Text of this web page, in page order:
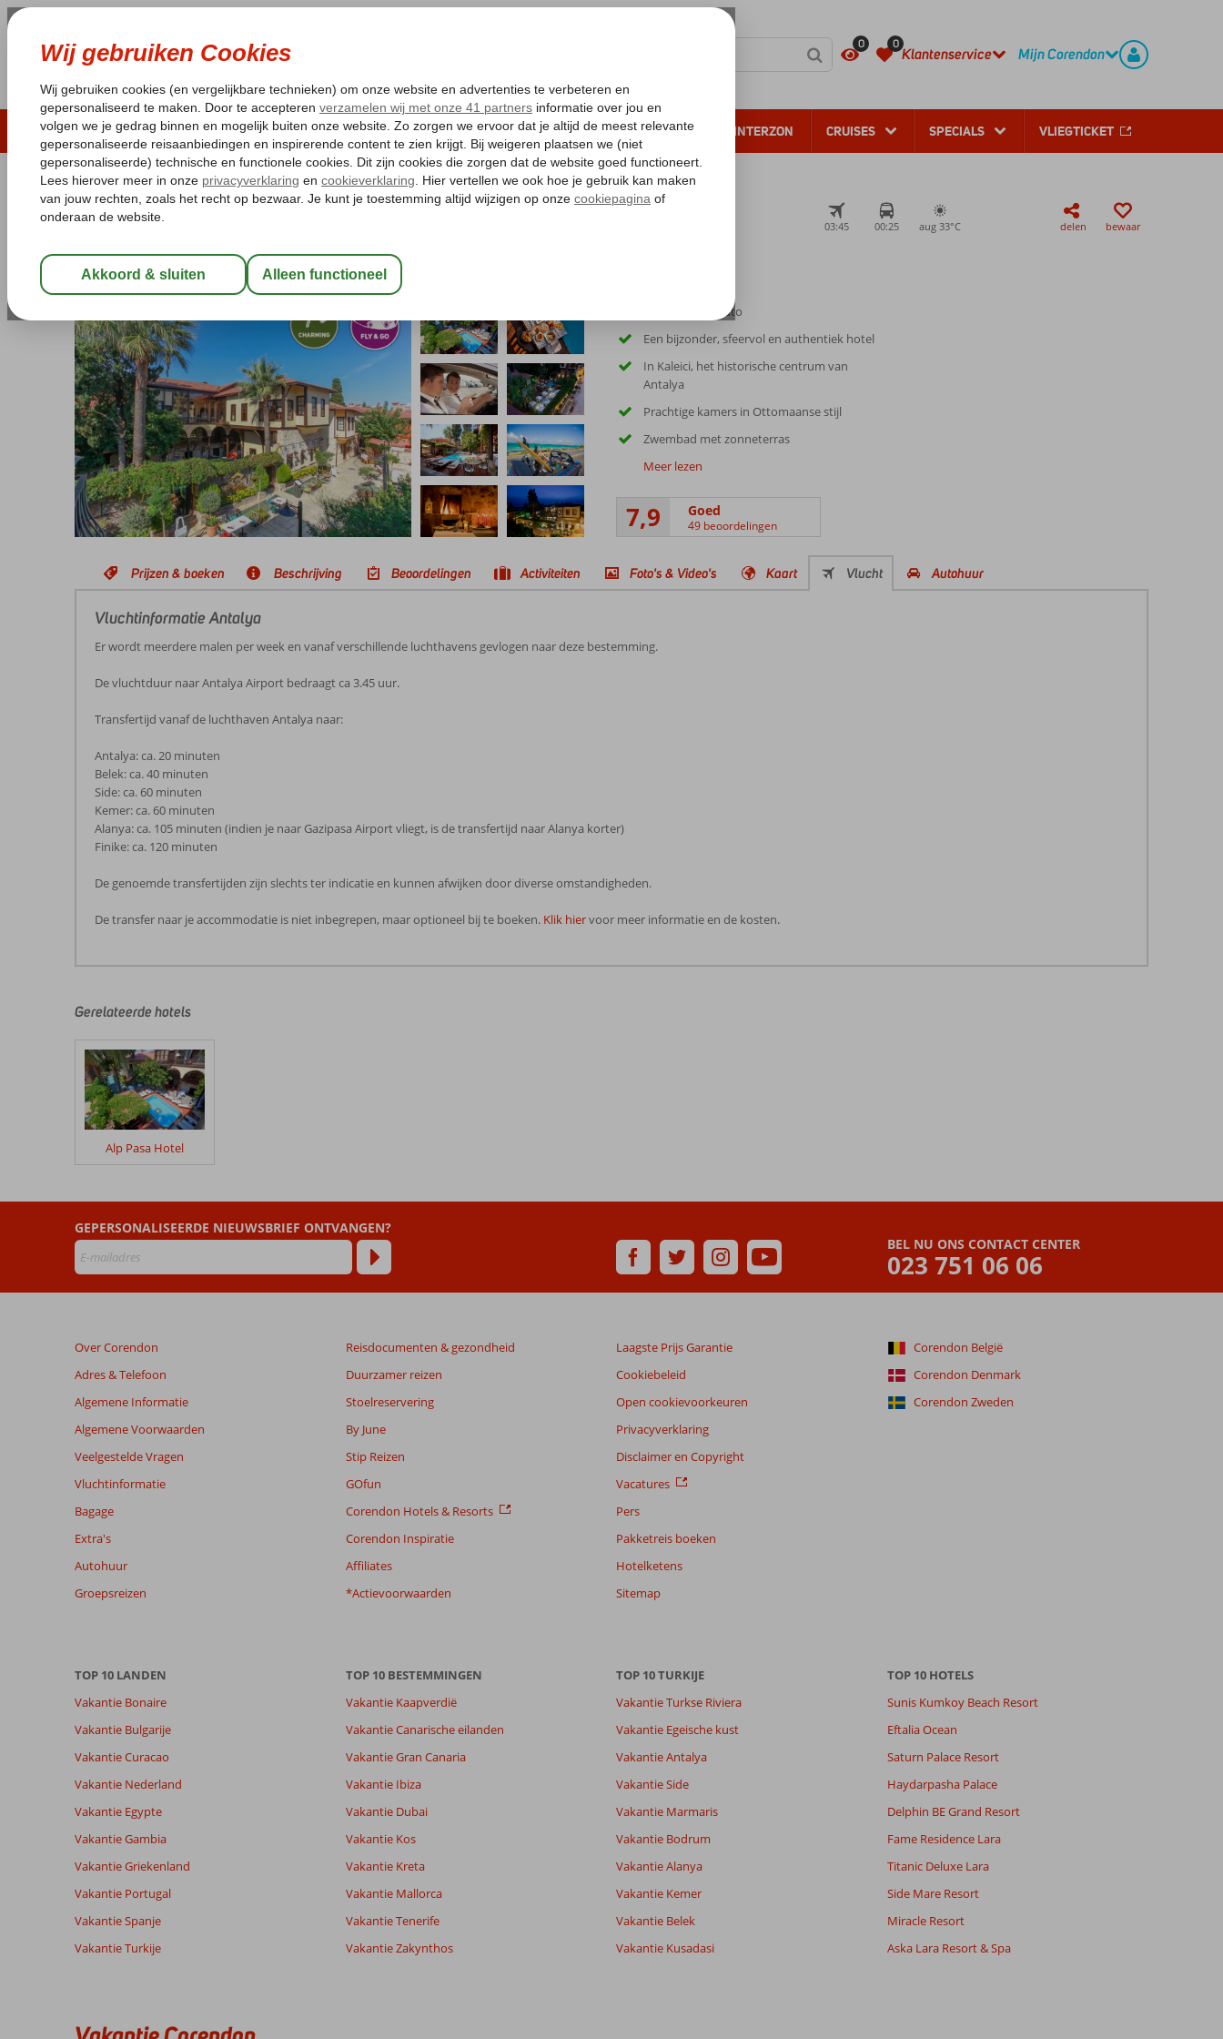
0 0
Klantenservice Mijn Corendon
LAST MINUTE ZOMER 2026 ZONVAKANTIE VERRE REIZEN ALL INCLUSIVE WINTERZON CRUISES SPECIALS VLIEGTICKET
Pakketgarantie Laagsteprijsgarantie* Gratis annuleren*
Home
Turkije Turkse Riviera
Fly & Go Alp Pasa Hotel
Special category Logies en ontbijt-Hotel
03:45 00:25 aug 33°C delen bewaar
Inclusief huurauto
Een bijzonder, sfeervol en authentiek hotel
In Kaleici, het historische centrum van
Antalya
Prachtige kamers in Ottomaanse stijl
Zwembad met zonneterras
Meer lezen
7,9 Goed
49 beoordelingen
Prijzen & boeken Beschrijving Beoordelingen Activiteiten Foto's & Video's Kaart Vlucht Autohuur
Vluchtinformatie Antalya
Er wordt meerdere malen per week en vanaf verschillende luchthavens gevlogen naar deze bestemming.
De vluchtduur naar Antalya Airport bedraagt ca 3.45 uur.
Transfertijd vanaf de luchthaven Antalya naar:
Antalya: ca. 20 minuten
Belek: ca. 40 minuten
Side: ca. 60 minuten
Kemer: ca. 60 minuten
Alanya: ca. 105 minuten (indien je naar Gazipasa Airport vliegt, is de transfertijd naar Alanya korter)
Finike: ca. 120 minuten
De genoemde transfertijden zijn slechts ter indicatie en kunnen afwijken door diverse omstandigheden.
De transfer naar je accommodatie is niet inbegrepen, maar optioneel bij te boeken. Klik hiervoor meer informatie en de kosten.
door
klanten
geschreven
na
hun
verblijf
Fly
Pasa
Beoordelingen
zijn
dan
48
maanden
niet
meer
weergegeven
om
beoordelingen
info
over
onze
beoordelingen.
Totale score
Gebaseerd op:
beoordelingen
7,9
Goed
Kamers
Kindvriendelijk
Ervaringen
van onze
klanten
Filter reisgezelschap
Sorteren op
9,0
OverAlgemene indruk
Gerelateerde hotels
Alp Pasa Hotel
BEL NU ONS CONTACT CENTER
023 751 06 06
GEPERSONALISEERDE NIEUWSBRIEF ONTVANGEN?
Over Corendon
Adres & Telefoon
Algemene Informatie
Algemene Voorwaarden
Veelgestelde Vragen
Vluchtinformatie
Bagage
Extra's
Autohuur
Groepsreizen
Reisdocumenten & gezondheid
Duurzamer reizen
Stoelreservering
By June
Stip Reizen
GOfun
Corendon Hotels & Resorts
Corendon Inspiratie
Affiliates
*Actievoorwaarden
Laagste Prijs Garantie
Cookiebeleid
Open cookievoorkeuren
Privacyverklaring
Disclaimer en Copyright
Vacatures
Pers
Pakketreis boeken
Hotelketens
Sitemap
Corendon België
Corendon Denmark
Corendon Zweden
TOP 10 LANDEN
Vakantie Bonaire
Vakantie Bulgarije
Vakantie Curacao
Vakantie Nederland
Vakantie Egypte
Vakantie Gambia
Vakantie Griekenland
Vakantie Portugal
Vakantie Spanje
Vakantie Turkije
TOP 10 BESTEMMINGEN
Vakantie Kaapverdië
Vakantie Canarische eilanden
Vakantie Gran Canaria
Vakantie Ibiza
Vakantie Dubai
Vakantie Kos
Vakantie Kreta
Vakantie Mallorca
Vakantie Tenerife
Vakantie Zakynthos
TOP 10 TURKIJE
Vakantie Turkse Riviera
Vakantie Egeische kust
Vakantie Antalya
Vakantie Side
Vakantie Marmaris
Vakantie Bodrum
Vakantie Alanya
Vakantie Kemer
Vakantie Belek
Vakantie Kusadasi
TOP 10 HOTELS
Sunis Kumkoy Beach Resort
Eftalia Ocean
Saturn Palace Resort
Haydarpasha Palace
Delphin BE Grand Resort
Fame Residence Lara
Titanic Deluxe Lara
Side Mare Resort
Miracle Resort
Aska Lara Resort & Spa